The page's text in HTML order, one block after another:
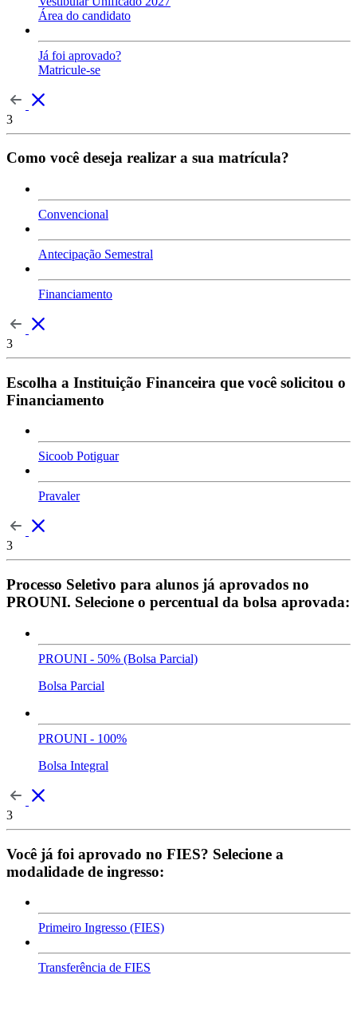
Área do candidato
Já foi aprovado?
Matricule-se
3
Como você deseja realizar a sua matrícula?
Convencional
Antecipação Semestral
Financiamento
3
Escolha a Instituição Financeira que você solicitou o
Financiamento
Sicoob Potiguar
Pravaler
3
Processo Seletivo para alunos já aprovados no
PROUNI. Selecione o percentual da bolsa aprovada:
PROUNI - 50% (Bolsa Parcial)
Bolsa Parcial
PROUNI - 100%
Bolsa Integral
3
Você já foi aprovado no FIES? Selecione a
modalidade de ingresso:
Primeiro Ingresso (FIES)
Transferência de FIES